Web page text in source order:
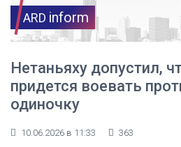
ARD inform
Нетаньяху допустил,
придется воевать
одиночку
10.06.2026 в 11:33 363